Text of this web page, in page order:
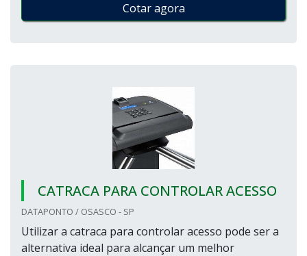
Cotar agora
CATRACA PARA CONTROLAR ACESSO
DATAPONTO / OSASCO - SP
Utilizar a catraca para controlar acesso pode ser a
alternativa ideal para alcançar um melhor